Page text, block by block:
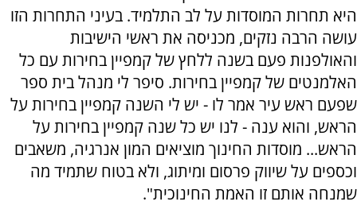
היא תחרות המוסדות על לב התלמיד. בעיני התחרות הזו
עושה הרבה נזקים, מכניסה את ראשי הישיבות
והאולפנות פעם בשנה ללחץ של קמפיין בחירות עם כל
האלמנטים של קמפיין בחירות. סיפר לי מנהל בית ספר
שפעם ראש עיר אמר לו - יש לי השנה קמפיין בחירות על
הראש, והוא ענה - לנו יש כל שנה קמפיין בחירות על
הראש... מוסדות החינוך מוציאים המון אנרגיה, משאבים
וכספים על שיווק פרסום ומיתוג, ולא בטוח שתמיד מה
שמנחה אותם זו האמת החינוכית".